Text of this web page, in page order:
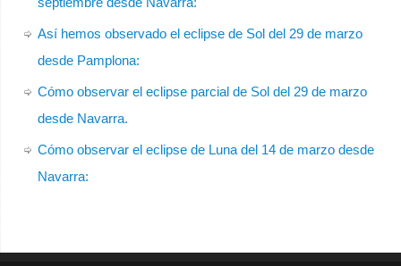
Así hemos observado el eclipse de Sol del 29 de marzo
desde Pamplona:
Cómo observar el eclipse parcial de Sol del 29 de marzo
desde Navarra.
Cómo observar el eclipse de Luna del 14 de marzo desde
Navarra: